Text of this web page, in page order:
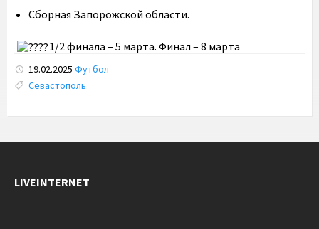
Сборная Запорожской области.
1/2 финала – 5 марта. Финал – 8 марта
19.02.2025 Футбол
Tags:
Севастополь
LIVEINTERNET